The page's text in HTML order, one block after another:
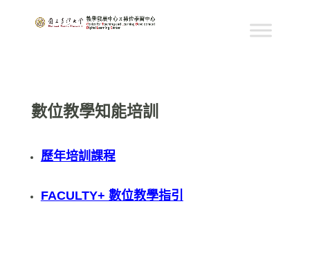
數位教學知能培訓
歷年培訓課程
FACULTY+ 數位教學指引